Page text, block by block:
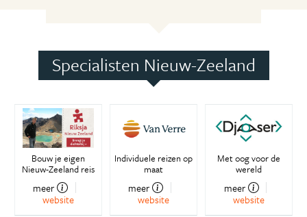
Specialisten Nieuw-Zeeland
Bouw je eigen
Nieuw-Zeeland reis
meer
website
Individuele reizen op
maat
meer
website
Met oog voor de
wereld
meer
website